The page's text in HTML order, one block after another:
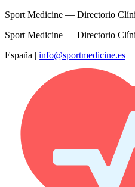
Sport Medicine — Directorio
Sport Medicine — Directorio
España | info@sportmedicine.es